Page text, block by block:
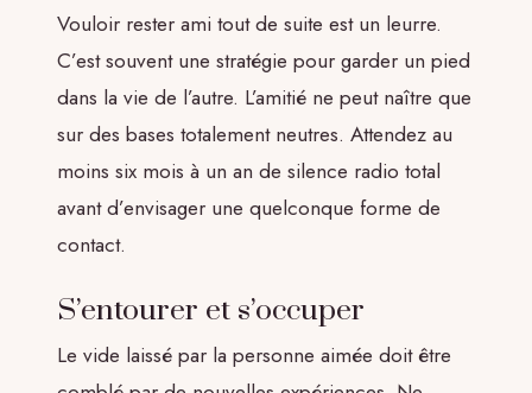
Vouloir rester ami tout de suite est un leurre.
C’est souvent une stratégie pour garder un pied
dans la vie de l’autre. L’amitié ne peut naître que
sur des bases totalement neutres. Attendez au
moins six mois à un an de silence radio total
avant d’envisager une quelconque forme de
contact.
S’entourer et s’occuper
Le vide laissé par la personne aimée doit être